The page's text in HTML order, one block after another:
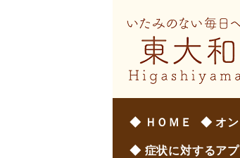
◆ ＨＯＭＥ ◆ オン
◆ 症状に対するア